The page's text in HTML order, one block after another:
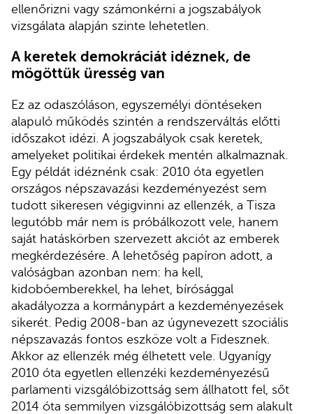
ellenőrizni vagy számonkérni a jogszabályok
vizsgálata alapján szinte lehetetlen.
A keretek demokráciát idéznek, de
mögöttük üresség van
Ez az odaszóláson, egyszemélyi döntéseken
alapuló működés szintén a rendszerváltás előtti
időszakot idézi. A jogszabályok csak keretek,
amelyeket politikai érdekek mentén alkalmaznak.
Egy példát idéznénk csak: 2010 óta egyetlen
országos népszavazási kezdeményezést sem
tudott sikeresen végigvinni az ellenzék, a Tisza
legutóbb már nem is próbálkozott vele, hanem
saját hatáskörben szervezett akciót az emberek
megkérdezésére. A lehetőség papíron adott, a
valóságban azonban nem: ha kell,
kidobóemberekkel, ha lehet, bírósággal
akadályozza a kormánypárt a kezdeményezések
sikerét. Pedig 2008-ban az úgynevezett szociális
népszavazás fontos eszköze volt a Fidesznek.
Akkor az ellenzék még élhetett vele. Ugyanígy
2010 óta egyetlen ellenzéki kezdeményezésű
parlamenti vizsgálóbizottság sem állhatott fel, sőt
2014 óta semmilyen vizsgálóbizottság sem alakult